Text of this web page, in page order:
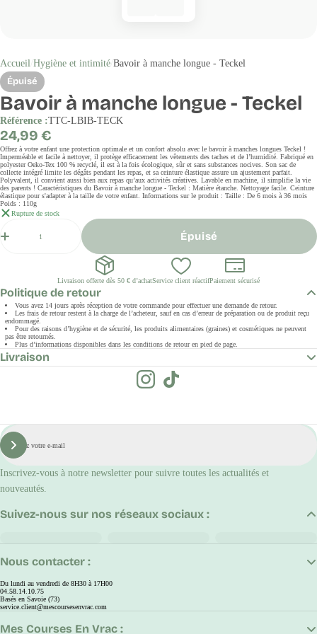
Accueil Hygiène et intimité Bavoir à manche longue - Teckel
Épuisé
Bavoir à manche longue - Teckel
Référence :TTC-LBIB-TECK
Prix
régulier
24,99 €
Offrez à votre enfant une protection optimale et un confort absolu avec le bavoir à manches longues Teckel !
Imperméable et facile à nettoyer, il protège efficacement les vêtements des taches et de l’humidité. Fabriqué en
polyester Oeko-Tex 100 % recyclé, il est à la fois écologique, sûr et sans substances nocives. Son sac de
collecte intégré limite les dégâts pendant les repas, et sa ceinture élastique assure un ajustement parfait.
Polyvalent, il convient aussi bien aux repas qu’aux activités créatives. Lavable en machine, il simplifie la vie
des parents ! Caractéristiques du Bavoir à manche longue - Teckel : Matière étanche. Nettoyage facile. Ceinture
élastique pour s'adapter à la taille de votre enfant. Informations sur le produit : Taille : De 6 mois à 36 mois
Poids : 110g
Rupture de stock
Épuisé
Livraison offerte dès 50 € d’achatService client réactifPaiement sécurisé
Politique de retour
Vous avez 14 jours après réception de votre commande pour effectuer une demande de retour.
Les frais de retour restent à la charge de l’acheteur, sauf en cas d’erreur de préparation ou de produit reçu
endommagé.
Pour des raisons d’hygiène et de sécurité, les produits alimentaires (graines) et cosmétiques ne peuvent
pas être retournés.
Plus d’informations disponibles dans les conditions de retour en pied de page.
Livraison
E-
mail
S'inscrire
Inscrivez-vous à notre newsletter pour suivre toutes les actualités et
nouveautés.
Nous contacter :
Du lundi au vendredi de 8H30 à 17H00
04.58.14.10.75
Basés en Savoie (73)
service.client@mescoursesenvrac.com
Mes Courses En Vrac :
Suivez-nous sur nos réseaux sociaux :